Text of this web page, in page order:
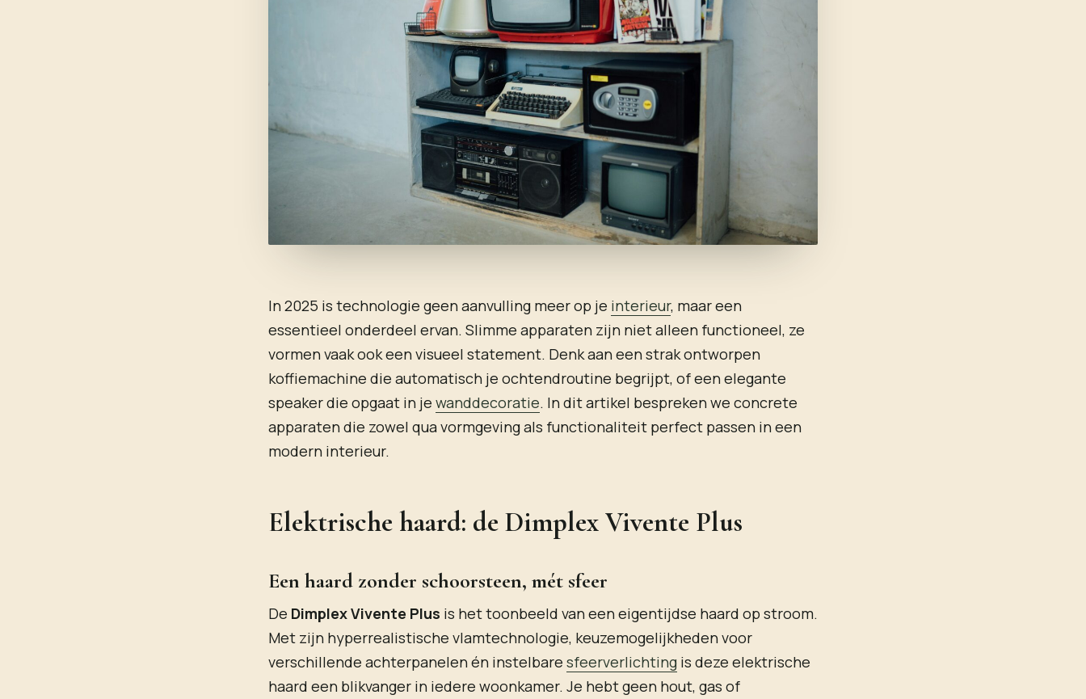
In 2025 is technologie geen aanvulling meer op je interieur, maar een
essentieel onderdeel ervan. Slimme apparaten zijn niet alleen functioneel, ze
vormen vaak ook een visueel statement. Denk aan een strak ontworpen
koffiemachine die automatisch je ochtendroutine begrijpt, of een elegante
speaker die opgaat in je wanddecoratie. In dit artikel bespreken we concrete
apparaten die zowel qua vormgeving als functionaliteit perfect passen in een
modern interieur.
Elektrische haard: de Dimplex Vivente Plus
Een haard zonder schoorsteen, mét sfeer
De Dimplex Vivente Plus is het toonbeeld van een eigentijdse haard op stroom.
Met zijn hyperrealistische vlamtechnologie, keuzemogelijkheden voor
verschillende achterpanelen én instelbare sfeerverlichting is deze elektrische
haard een blikvanger in iedere woonkamer. Je hebt geen hout, gas of